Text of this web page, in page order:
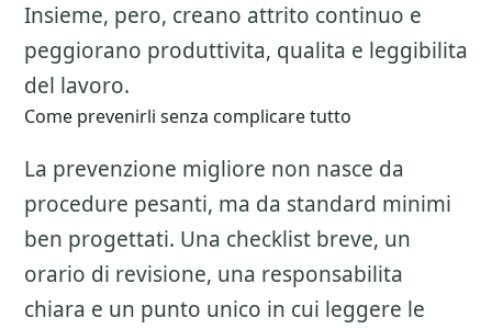
Insieme, pero, creano attrito continuo e
peggiorano produttivita, qualita e leggibilita
del lavoro.
Come prevenirli senza complicare tutto
La prevenzione migliore non nasce da
procedure pesanti, ma da standard minimi
ben progettati. Una checklist breve, un
orario di revisione, una responsabilita
chiara e un punto unico in cui leggere le